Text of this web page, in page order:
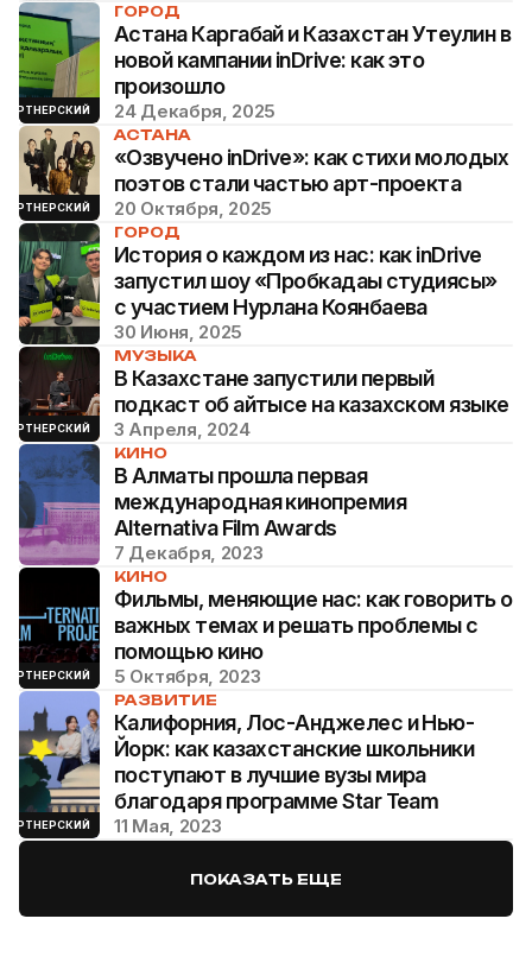
ПАРТНЕРСКИЙ
ГОРОД
Астана Каргабай и Казахстан Утеулин в
новой кампании inDrive: как это
произошло
24 Декабря, 2025
ПАРТНЕРСКИЙ
АСТАНА
«Озвучено inDrive»: как стихи молодых
поэтов стали частью арт-проекта
20 Октября, 2025
ГОРОД
История о каждом из нас: как inDrive
запустил шоу «Пробкадағы студиясы»
с участием Нурлана Коянбаева
30 Июня, 2025
ПАРТНЕРСКИЙ
МУЗЫКА
В Казахстане запустили первый
подкаст об айтысе на казахском языке
3 Апреля, 2024
КИНО
В Алматы прошла первая
международная кинопремия
Alternativa Film Awards
7 Декабря, 2023
ПАРТНЕРСКИЙ
КИНО
Фильмы, меняющие нас: как говорить о
важных темах и решать проблемы с
помощью кино
5 Октября, 2023
ПАРТНЕРСКИЙ
РАЗВИТИЕ
Калифорния, Лос-Анджелес и Нью-
Йорк: как казахстанские школьники
поступают в лучшие вузы мира
благодаря программе Star Team
11 Мая, 2023
ПОКАЗАТЬ ЕЩЕ